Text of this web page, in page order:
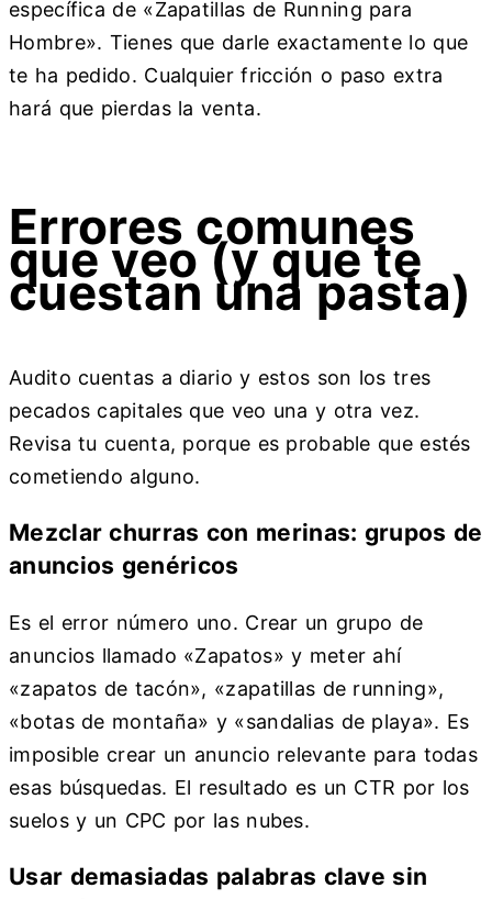
específica de «Zapatillas de Running para
Hombre». Tienes que darle exactamente lo que
te ha pedido. Cualquier fricción o paso extra
hará que pierdas la venta.
Errores comunes
que veo (y que te
cuestan una pasta)
Audito cuentas a diario y estos son los tres
pecados capitales que veo una y otra vez.
Revisa tu cuenta, porque es probable que estés
cometiendo alguno.
Mezclar churras con merinas: grupos de
anuncios genéricos
Es el error número uno. Crear un grupo de
anuncios llamado «Zapatos» y meter ahí
«zapatos de tacón», «zapatillas de running»,
«botas de montaña» y «sandalias de playa». Es
imposible crear un anuncio relevante para todas
esas búsquedas. El resultado es un CTR por los
suelos y un CPC por las nubes.
Usar demasiadas palabras clave sin